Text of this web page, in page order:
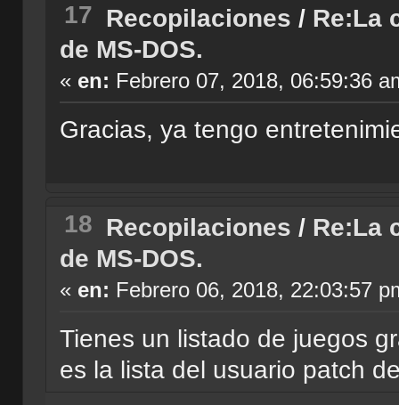
17 Recopilaciones / Re:La
de MS-DOS.
« en: Febrero 07, 2018, 06:59:36
Gracias, ya tengo
18 Recopilaciones / Re:La
de MS-DOS.
« en: Febrero 06, 2018, 22:03:57
Tienes un listado de juegos
es la lista del usuario patch